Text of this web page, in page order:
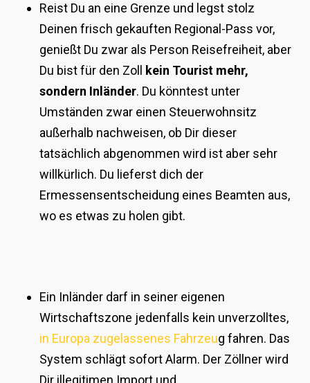
Reist Du an eine Grenze und legst stolz
Deinen frisch gekauften Regional-Pass vor,
genießt Du zwar als Person Reisefreiheit, aber
Du bist für den Zoll
kein Tourist mehr,
sondern Inländer. Du könntest unter
Umständen zwar einen Steuerwohnsitz
außerhalb nachweisen, ob Dir dieser
tatsächlich abgenommen wird ist aber sehr
willkürlich. Du lieferst dich der
Ermessensentscheidung eines Beamten aus,
wo es etwas zu holen gibt.
Ein Inländer darf in seiner eigenen
Wirtschaftszone jedenfalls kein unverzolltes,
in Europa zugelassenes Fahrzeug fahren. Das
System schlägt sofort Alarm. Der Zöllner wird
Dir illegitimen Import und